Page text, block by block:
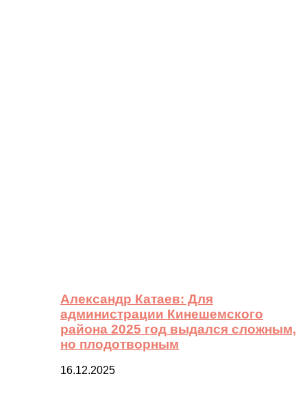
Александр Катаев: Для
администрации Кинешемского
района 2025 год выдался сложным,
но плодотворным
16.12.2025